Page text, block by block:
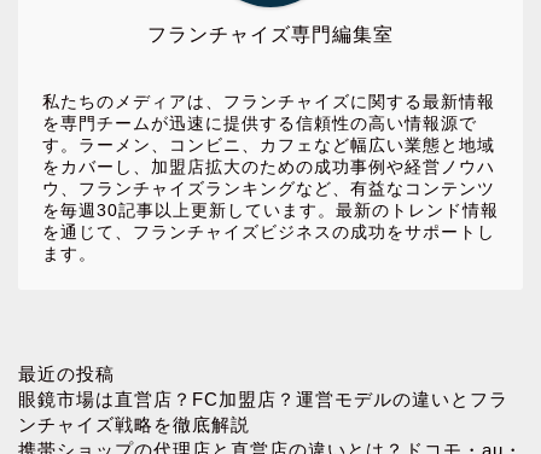
フランチャイズ専門編集室
私たちのメディアは、フランチャイズに関する最新情報
を専門チームが迅速に提供する信頼性の高い情報源で
す。ラーメン、コンビニ、カフェなど幅広い業態と地域
をカバーし、加盟店拡大のための成功事例や経営ノウハ
ウ、フランチャイズランキングなど、有益なコンテンツ
を毎週30記事以上更新しています。最新のトレンド情報
を通じて、フランチャイズビジネスの成功をサポートし
ます。
最近の投稿
眼鏡市場は直営店？FC加盟店？運営モデルの違いとフラ
ンチャイズ戦略を徹底解説
お問い合わせ